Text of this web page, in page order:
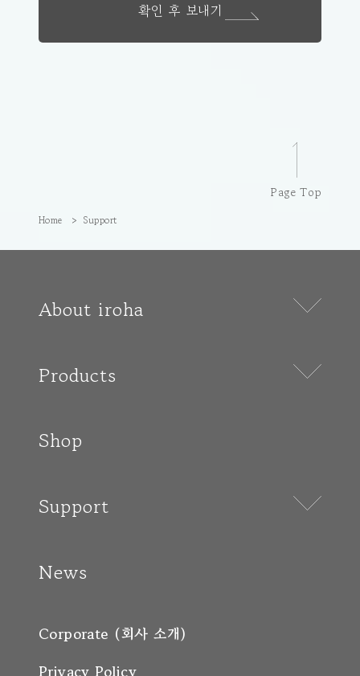
확인 후 보내기
Page Top
Home Support
About iroha
Products
Shop
Support
News
Corporate (회사 소개)
Privacy Policy